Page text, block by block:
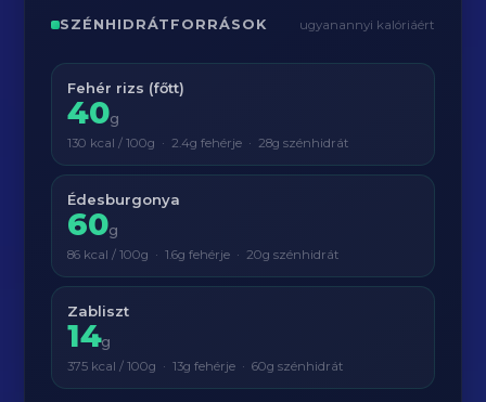
SZÉNHIDRÁTFORRÁSOK ugyanannyi kalóriáért
Fehér rizs (főtt)
40g
130 kcal / 100g · 2.4g fehérje · 28g szénhidrát
Édesburgonya
60g
86 kcal / 100g · 1.6g fehérje · 20g szénhidrát
Zabliszt
14g
375 kcal / 100g · 13g fehérje · 60g szénhidrát